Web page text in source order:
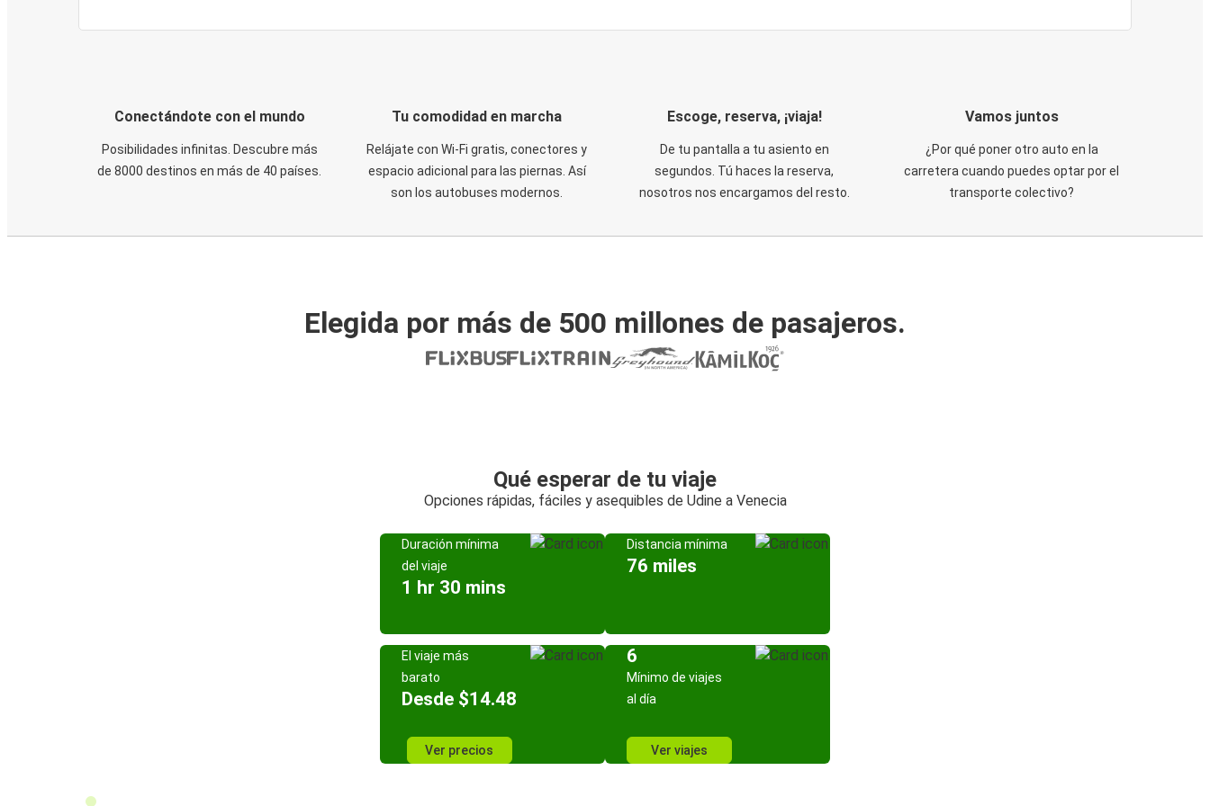
Conectándote con el mundo
Posibilidades infinitas. Descubre más
de 8000 destinos en más de 40 países.
Tu comodidad en marcha
Relájate con Wi-Fi gratis, conectores y
espacio adicional para las piernas. Así
son los autobuses modernos.
Escoge, reserva, ¡viaja!
De tu pantalla a tu asiento en
segundos. Tú haces la reserva,
nosotros nos encargamos del resto.
Vamos juntos
¿Por qué poner otro auto en la
carretera cuando puedes optar por el
transporte colectivo?
Elegida por más de 500 millones de pasajeros.
Qué esperar de tu viaje
Opciones rápidas, fáciles y asequibles de Udine a Venecia
Duración mínima
del viaje
1 hr 30 mins
Distancia mínima
76 miles
El viaje más
barato
Desde $14.48
Ver precios
6
Mínimo de viajes
al día
Ver viajes